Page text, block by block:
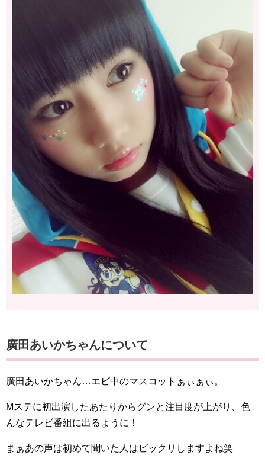
廣田あいかちゃんについて
廣田あいかちゃん…エビ中のマスコットぁぃぁぃ。
Mステに初出演したあたりからグンと注目度が上がり、色
んなテレビ番組に出るように！
まぁあの声は初めて聞いた人はビックリしますよね笑